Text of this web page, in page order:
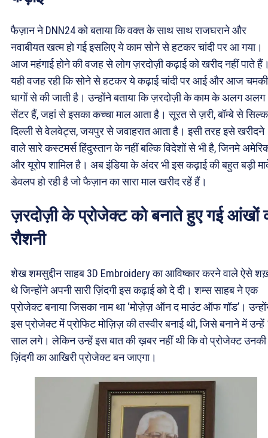
फैज़ान ने DNN24 को बताया कि वक्त के साथ साथ राजघराने और
नवाबीयत खत्म हो गई इसलिए ये काम सोने से हटकर चांदी पर आ गया।
आज महंगाई होने की वजह से लोग ज़रदोज़ी कढ़ाई को खरीद नहीं पाते
यही वजह रही कि सोने से हटकर ये कढ़ाई चांदी पर आई और आज
धागों से की जाती है। उन्होंने बताया कि ज़रदोज़ी के काम के अलग अलग
सेंटर हैं, जहां से इसका कच्चा माल आता है। सूरत से ज़री, बॉम्बे से
दिल्ली से वेलवेट्स, जयपुर से जवाहरात आता है। इसी तरह इसे खरीदने
वाले सारे कस्टमर्स हिंदुस्तान के नहीं बल्कि विदेशों से भी है, जिनमे
और यूरोप शामिल है। अब इंडिया के अंदर भी इस कढ़ाई की बहुत बड़ी
डेवलप हो रही है जो फैज़ान का सारा माल खरीद रहें हैं।
ज़रदोज़ी के प्रोजेक्ट को बनाते हुए गई आंखों
रौशनी
शेख शमसुद्दीन साहब 3D Embroidery का आविष्कार करने वाले ऐसे
थे जिन्होंने अपनी सारी ज़िंदगी इस कढ़ाई को दे दी। शम्स साहब ने एक
प्रोजेक्ट बनाया जिसका नाम था ‘मोज़ेज़ ऑन द माउंट ऑफ गॉड’।
इस प्रोजेक्ट में प्रोफिट मोज़िज़ की तस्वीर बनाई थी, जिसे बनाने में उन्हें
साल लगे। लेकिन उन्हें इस बात की ख़बर नहीं थी कि वो प्रोजेक्ट उनकी
ज़िंदगी का आखिरी प्रोजेक्ट बन जाएगा।